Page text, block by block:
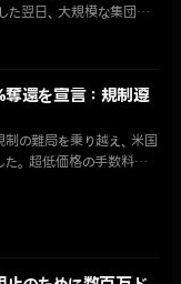
た翌日、大規模な集団訴
産回収を急ぐ中、プラッ
還を宣言：規制遵
の難局を乗り越え、米国
。超低価格の手数料と
、コインベースやクラー